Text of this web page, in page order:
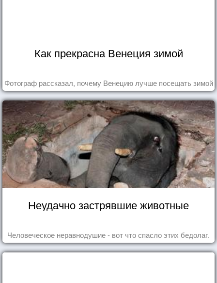
Как прекрасна Венеция зимой
Фотограф рассказал, почему Венецию лучше посещать зимой
Неудачно застрявшие животные
Человеческое неравнодушие - вот что спасло этих бедолаг.